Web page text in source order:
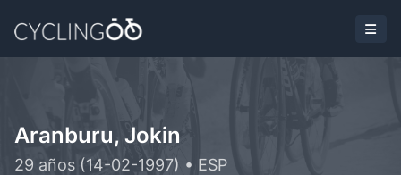
Aranburu, Jokin
29 años (14-02-1997) • ESP